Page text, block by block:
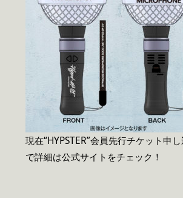
現在“HYPSTER”会員先行チケット申
で詳細は公式サイトをチェック！